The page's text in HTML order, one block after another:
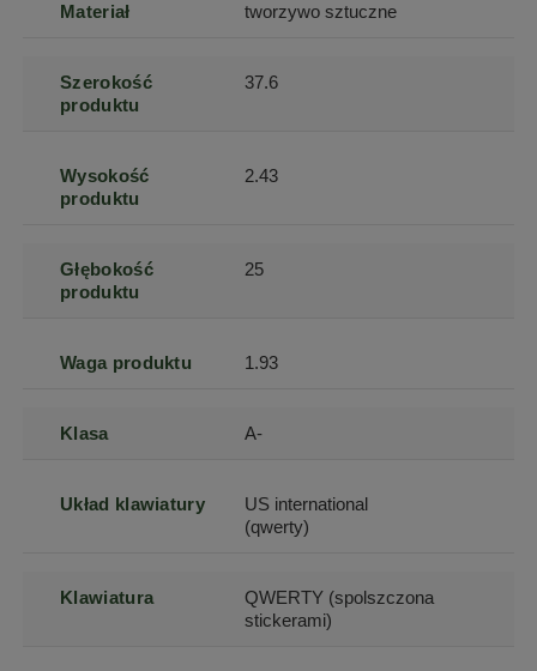
Materiał tworzywo sztuczne
Szerokość
produktu
37.6
Wysokość
produktu
2.43
Głębokość
produktu
25
Waga produktu 1.93
Klasa A-
Układ klawiatury
US international
(qwerty)
Klawiatura
QWERTY (spolszczona
stickerami)